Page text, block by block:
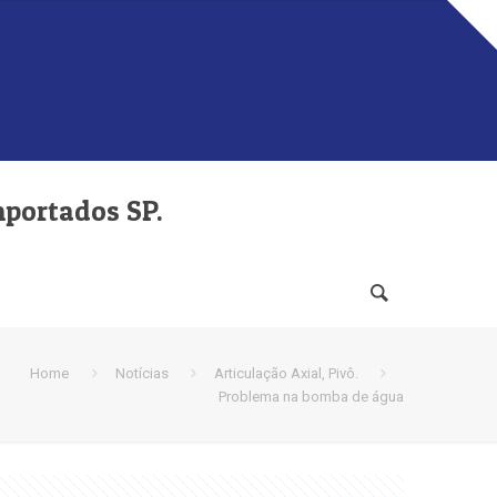
SP.
Home Notícias
Articulação Axial, Pivô.
Problema na bomba de água